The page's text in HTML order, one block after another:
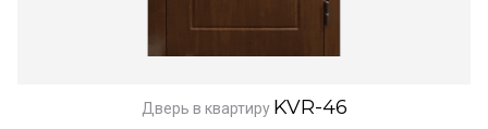
Дверь в квартиру KVR-46